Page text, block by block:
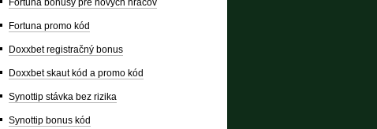
Fortuna bonusy pre nových hráčov
Fortuna promo kód
Doxxbet registračný bonus
Doxxbet skaut kód a promo kód
Synottip stávka bez rizika
Synottip bonus kód